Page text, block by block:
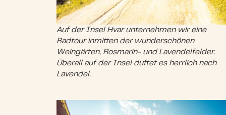
Auf der Insel Hvar unternehmen wir eine
Radtour inmitten der wunderschönen
Weingärten, Rosmarin- und Lavendelfelder.
Überall auf der Insel duftet es herrlich nach
Lavendel.